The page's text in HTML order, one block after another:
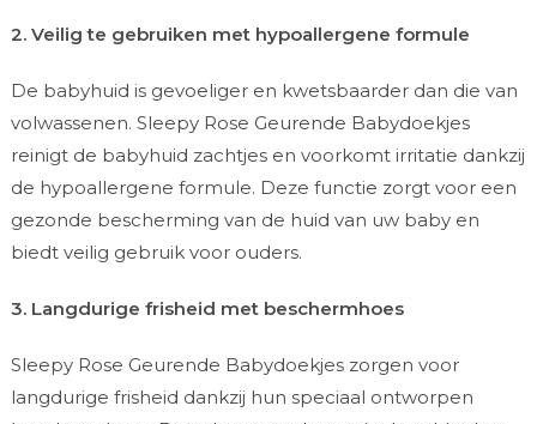
2. Veilig te gebruiken met hypoallergene formule
De babyhuid is gevoeliger en kwetsbaarder dan die van
volwassenen. Sleepy Rose Geurende Babydoekjes
reinigt de babyhuid zachtjes en voorkomt irritatie dankzij
de hypoallergene formule. Deze functie zorgt voor een
gezonde bescherming van de huid van uw baby en
biedt veilig gebruik voor ouders.
3. Langdurige frisheid met beschermhoes
Sleepy Rose Geurende Babydoekjes zorgen voor
langdurige frisheid dankzij hun speciaal ontworpen